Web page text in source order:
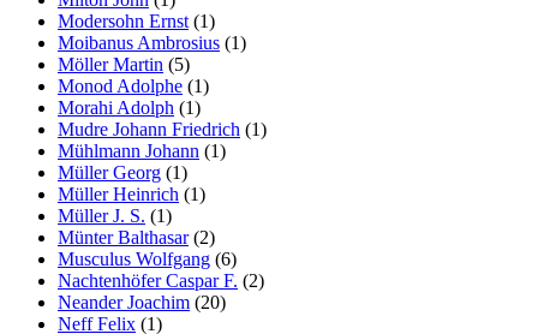
Modersohn Ernst (1)
Moibanus Ambrosius (1)
Möller Martin (5)
Monod Adolphe (1)
Morahi Adolph (1)
Mudre Johann Friedrich (1)
Mühlmann Johann (1)
Müller Georg (1)
Müller Heinrich (1)
Müller J. S. (1)
Münter Balthasar(2)
Musculus Wolfgang (6)
Nachtenhöfer Caspar F. (2)
Neander Joachim (20)
Neff Felix (1)